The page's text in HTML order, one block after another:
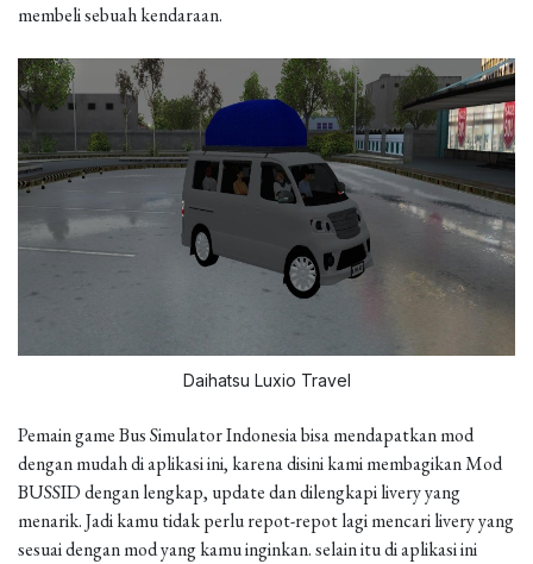
membeli sebuah kendaraan.
Daihatsu Luxio Travel
Pemain game Bus Simulator Indonesia bisa mendapatkan mod
dengan mudah di aplikasi ini, karena disini kami membagikan Mod
BUSSID dengan lengkap, update dan dilengkapi livery yang
menarik. Jadi kamu tidak perlu repot-repot lagi mencari livery yang
sesuai dengan mod yang kamu inginkan. selain itu di aplikasi ini